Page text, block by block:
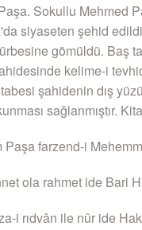
Sokullu Mehmed
siyaseten şehid
gömüldü. Baş
kelime-i tevhid
şahidenin dış
sağlanmıştır.
Paşa farzend-i
ola rahmet ide Bari
i rıdvân ile nûr ide